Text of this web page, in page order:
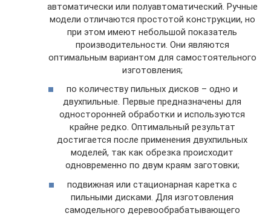
автоматически или полуавтоматический. Ручные
модели отличаются простотой конструкции, но
при этом имеют небольшой показатель
производительности. Они являются
оптимальным вариантом для самостоятельного
изготовления;
по количеству пильных дисков – одно и
двухпильные. Первые предназначены для
односторонней обработки и используются
крайне редко. Оптимальный результат
достигается после применения двухпильных
моделей, так как обрезка происходит
одновременно по двум краям заготовки;
подвижная или стационарная каретка с
пильными дисками. Для изготовления
самодельного деревообрабатывающего